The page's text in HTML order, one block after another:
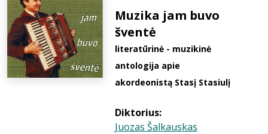
Muzika jam buvo
šventė
literatūrinė - muzikinė
antologija apie
akordeonistą Stasį Stasiulį
Diktorius:
Juozas Šalkauskas